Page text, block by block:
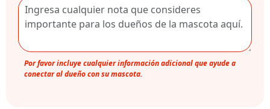
Por favor incluye cualquier información adicional que ayude a
conectar al dueño con su mascota.